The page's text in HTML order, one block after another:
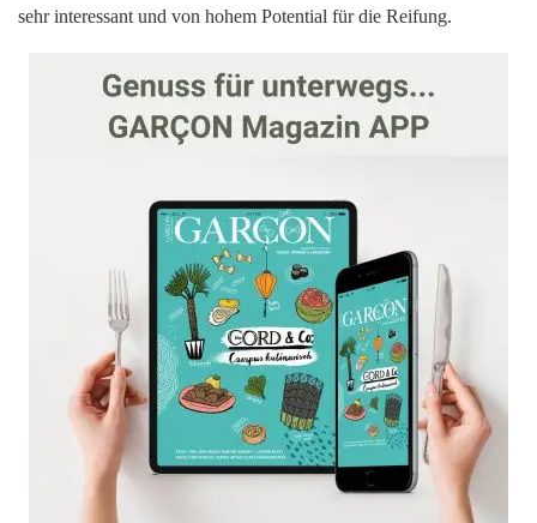
sehr interessant und von hohem Potential für die Reifung.